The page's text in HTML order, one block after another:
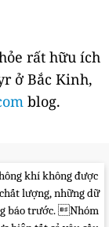
rất hữu ích
ở Bắc Kinh,
blog.
khí không được
lượng, những dữ
báo trước. Nhóm